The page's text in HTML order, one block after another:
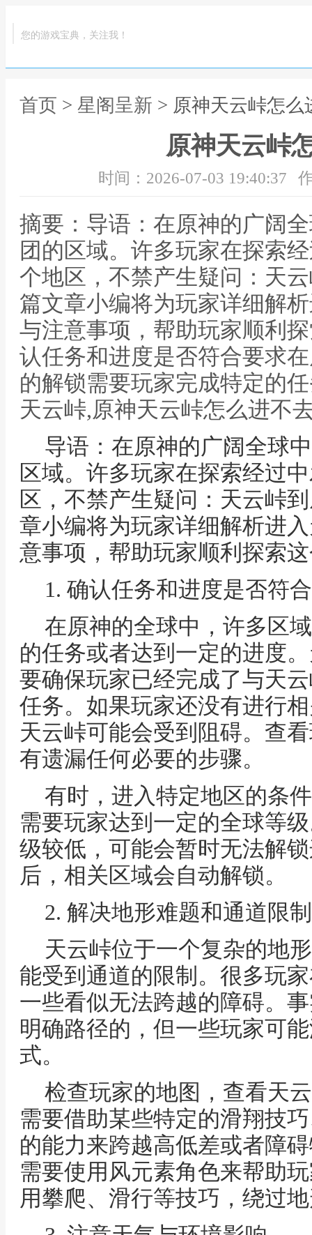
您的游戏宝典，关注我！
首页 > 星阁呈新 > 原神天云峠怎么
原神天云峠
时间：2026-07-03 19:40:37
摘要：导语：在原神的广阔
团的区域。许多玩家在探索
个地区，不禁产生疑问：天
篇文章小编将为玩家详细解
与注意事项，帮助玩家顺利
认任务和进度是否符合要求
的解锁需要玩家完成特定的
天云峠,原神天云峠怎么进不
导语：在原神的广阔全球
区域。许多玩家在探索经过
区，不禁产生疑问：天云峠
章小编将为玩家详细解析进
意事项，帮助玩家顺利探索
1. 确认任务和进度是否符
在原神的全球中，许多区
的任务或者达到一定的进度
要确保玩家已经完成了与天
任务。如果玩家还没有进行
天云峠可能会受到阻碍。查
有遗漏任何必要的步骤。
有时，进入特定地区的条
需要玩家达到一定的全球等
级较低，可能会暂时无法解
后，相关区域会自动解锁。
2. 解决地形难题和通道限制
天云峠位于一个复杂的地
能受到通道的限制。很多玩
一些看似无法跨越的障碍。
明确路径的，但一些玩家可
式。
检查玩家的地图，查看天
需要借助某些特定的滑翔技
的能力来跨越高低差或者障
需要使用风元素角色来帮助
用攀爬、滑行等技巧，绕过